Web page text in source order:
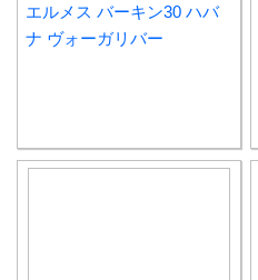
エルメス バーキン30 ハバ
ナ ヴォーガリバー